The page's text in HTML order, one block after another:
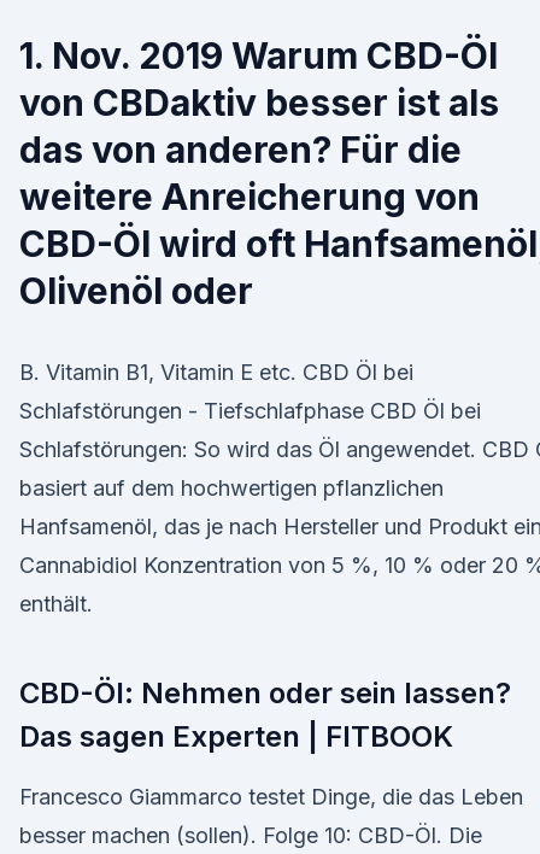
1. Nov. 2019 Warum CBD-Öl
von CBDaktiv besser ist als
das von anderen? Für die
weitere Anreicherung von
CBD-Öl wird oft
Olivenöl oder
B. Vitamin B1, Vitamin E etc. CBD Öl bei
Schlafstörungen - Tiefschlafphase CBD Öl bei
Schlafstörungen: So wird das Öl angewendet. CBD
basiert auf dem hochwertigen pflanzlichen
Hanfsamenöl, das je nach Hersteller und Produkt
Cannabidiol Konzentration von 5 %, 10 % oder 20
enthält.
CBD-Öl: Nehmen oder sein lassen?
Das sagen Experten | FITBOOK
Francesco Giammarco testet Dinge, die das Leben
besser machen (sollen). Folge 10: CBD-Öl. Die